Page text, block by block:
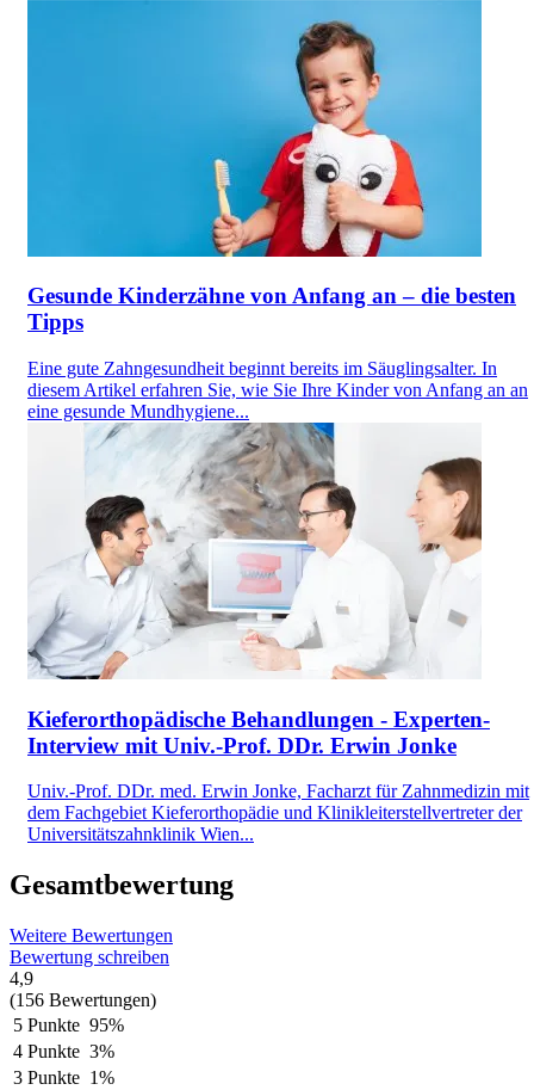
Gesunde Kinderzähne von Anfang an – die besten
Tipps
Eine gute Zahngesundheit beginnt bereits im Säuglingsalter. In
diesem Artikel erfahren Sie, wie Sie Ihre Kinder von Anfang an an
eine gesunde Mundhygiene...
Kieferorthopädische Behandlungen - Experten-
Interview mit Univ.-Prof. DDr. Erwin Jonke
Univ.-Prof. DDr. med. Erwin Jonke, Facharzt für Zahnmedizin mit
dem Fachgebiet Kieferorthopädie und Klinikleiterstellvertreter der
Universitätszahnklinik Wien...
Gesamtbewertung
Weitere Bewertungen
Bewertung schreiben
4,9
(156 Bewertungen)
5 Punkte 95%
4 Punkte 3%
3 Punkte 1%